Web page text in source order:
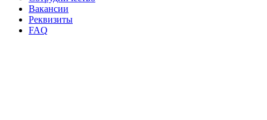
Вакансии
Реквизиты
FAQ